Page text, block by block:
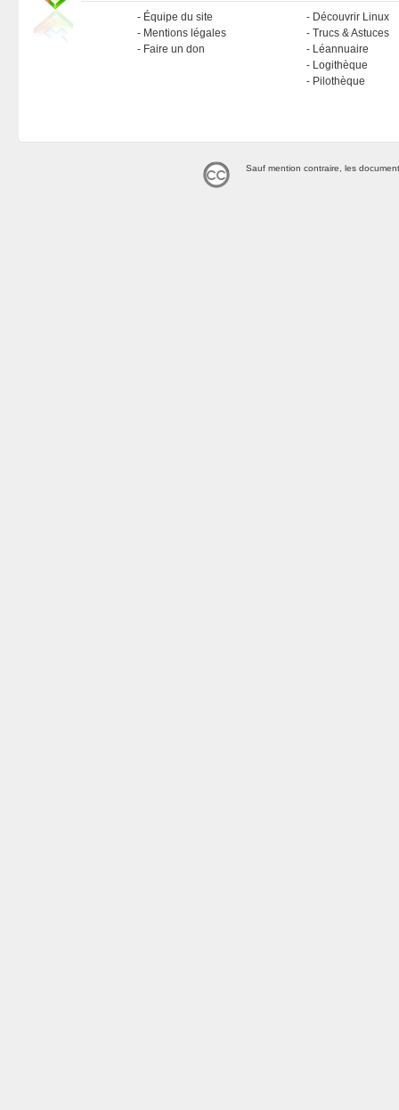
Équipe du site
Mentions légales
Faire un don
Découvrir Linux
Trucs & Astuces
Léannuaire
Logithèque
Pilothèque
Sauf mention contraire, les